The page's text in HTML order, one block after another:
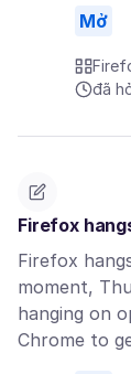
Mở
đã
Firefox
Firefox
moment,
hanging on
Chrome to